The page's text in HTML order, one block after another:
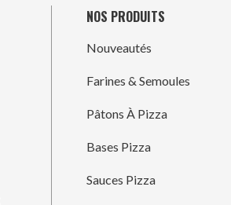
NOS PRODUITS
Nouveautés
Farines & Semoules
Pâtons À Pizza
Bases Pizza
Sauces Pizza